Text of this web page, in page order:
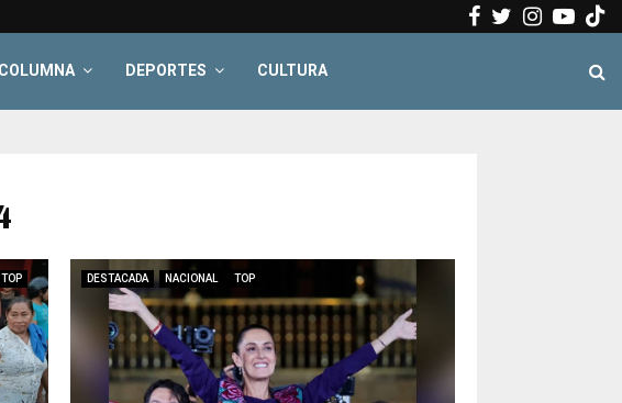
Facebook
Twitter
COLUMNA DEPORTES CULTURA
TOP DESTACADA NACIONAL TOP